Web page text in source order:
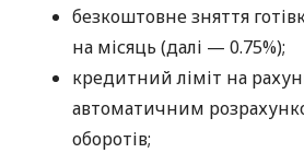
безкоштовне зняття
на місяць (далі — 0.75%);
кредитний ліміт на
автоматичним
оборотів;